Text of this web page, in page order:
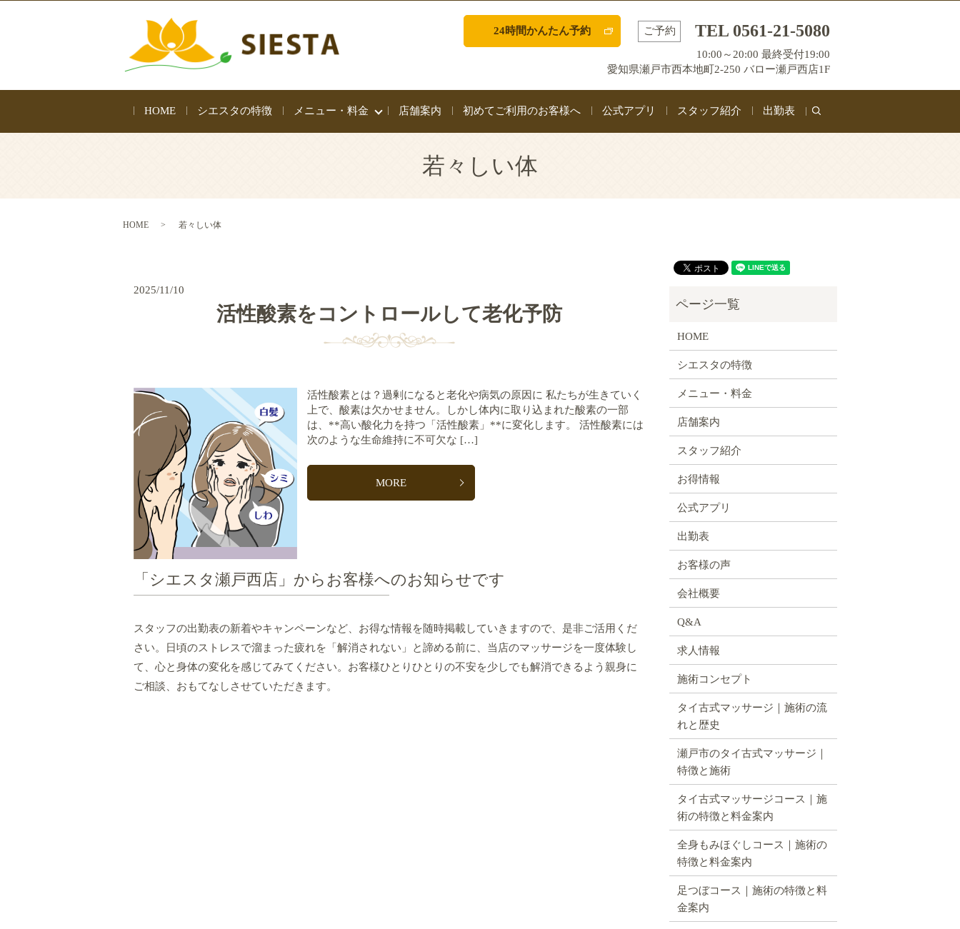
24時間かんたん予約 ご予約 TEL 0561-21-5080
10:00～20:00 最終受付19:00
愛知県瀬戸市西本地町2-250 バロー瀬戸西店1F
HOME シエスタの特徴 メニュー・料金 店舗案内 初めてご利用のお客様へ 公式アプリ スタッフ紹介 出勤表
search
若々しい体
HOME 若々しい体
2025/11/10
活性酸素をコントロールして老化予防
活性酸素とは？過剰になると老化や病気の原因に 私たちが生きていく
上で、酸素は欠かせません。しかし体内に取り込まれた酸素の一部
は、**高い酸化力を持つ「活性酸素」**に変化します。 活性酸素には
次のような生命維持に不可欠な […]
MORE
「シエスタ瀬戸西店」からお客様へのお知らせです
スタッフの出勤表の新着やキャンペーンなど、お得な情報を随時掲載していきますので、是非ご活用くだ
さい。日頃のストレスで溜まった疲れを「解消されない」と諦める前に、当店のマッサージを一度体験し
て、心と身体の変化を感じてみてください。お客様ひとりひとりの不安を少しでも解消できるよう親身に
ご相談、おもてなしさせていただきます。
HOME
シエスタの特徴
メニュー・料金
店舗案内
スタッフ紹介
お得情報
公式アプリ
出勤表
お客様の声
会社概要
Q&A
求人情報
施術コンセプト
タイ古式マッサージ｜施術の流
れと歴史
瀬戸市のタイ古式マッサージ｜
特徴と施術
タイ古式マッサージコース｜施
術の特徴と料金案内
全身もみほぐしコース｜施術の
特徴と料金案内
足つぼコース｜施術の特徴と料
金案内